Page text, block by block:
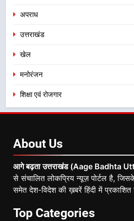
अपराध
उत्तराखंड
खेल
मनोरंजन
शिक्षा एवं रोजगार
About Us
आगे बढ़ता उत्तराखंड (Aage Badhta
से संचालित लोकप्रिय न्यूज़ पोर्टल है,
समेत देश-विदेश की ख़बरें हिंदी में प्रकाशित
Top Categories